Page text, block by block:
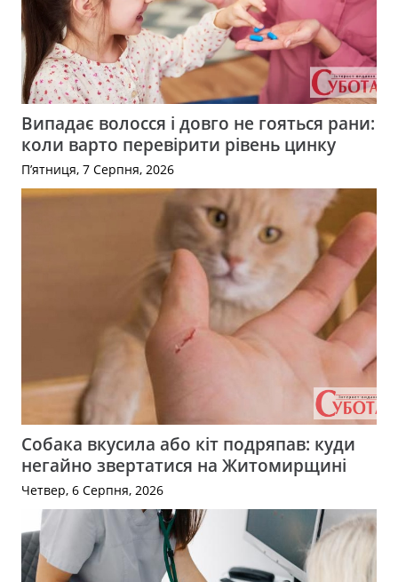
Випадає волосся і довго не гояться рани:
коли варто перевірити рівень цинку
П’ятниця, 7 Серпня, 2026
Собака вкусила або кіт подряпав: куди
негайно звертатися на Житомирщині
Четвер, 6 Серпня, 2026